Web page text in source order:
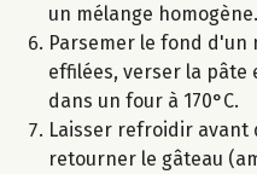
un mélange homogène.
Parsemer le fond d'un
effilées, verser la
dans un four à 170°C.
Laisser refroidir avant
retourner le gâteau